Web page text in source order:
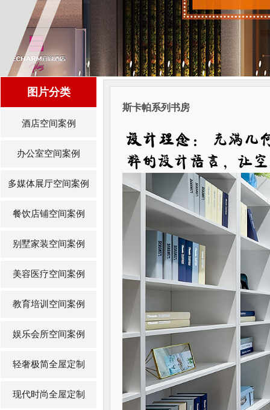
斯卡帕系列书房
图片分类
酒店空间案例
办公室空间案例
多媒体展厅空间案例
餐饮店铺空间案例
别墅家装空间案例
美容医疗空间案例
教育培训空间案例
娱乐会所空间案例
轻奢极简全屋定制
现代时尚全屋定制